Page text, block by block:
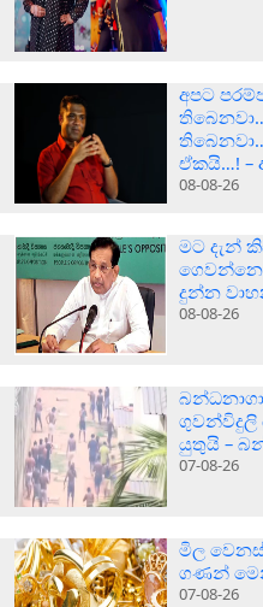
අපට
ඒකයි…!
08-08-26
මට දැන්
දුන්න
08-08-26
ගුවන්විදුලි
යුතුයි –
07-08-26
මිල
ගණන්
07-08-26